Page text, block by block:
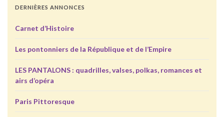
DERNIÈRES ANNONCES
Carnet d’Histoire
Les pontonniers de la République et de l’Empire
LES PANTALONS : quadrilles, valses, polkas, romances et
airs d’opéra
Paris Pittoresque